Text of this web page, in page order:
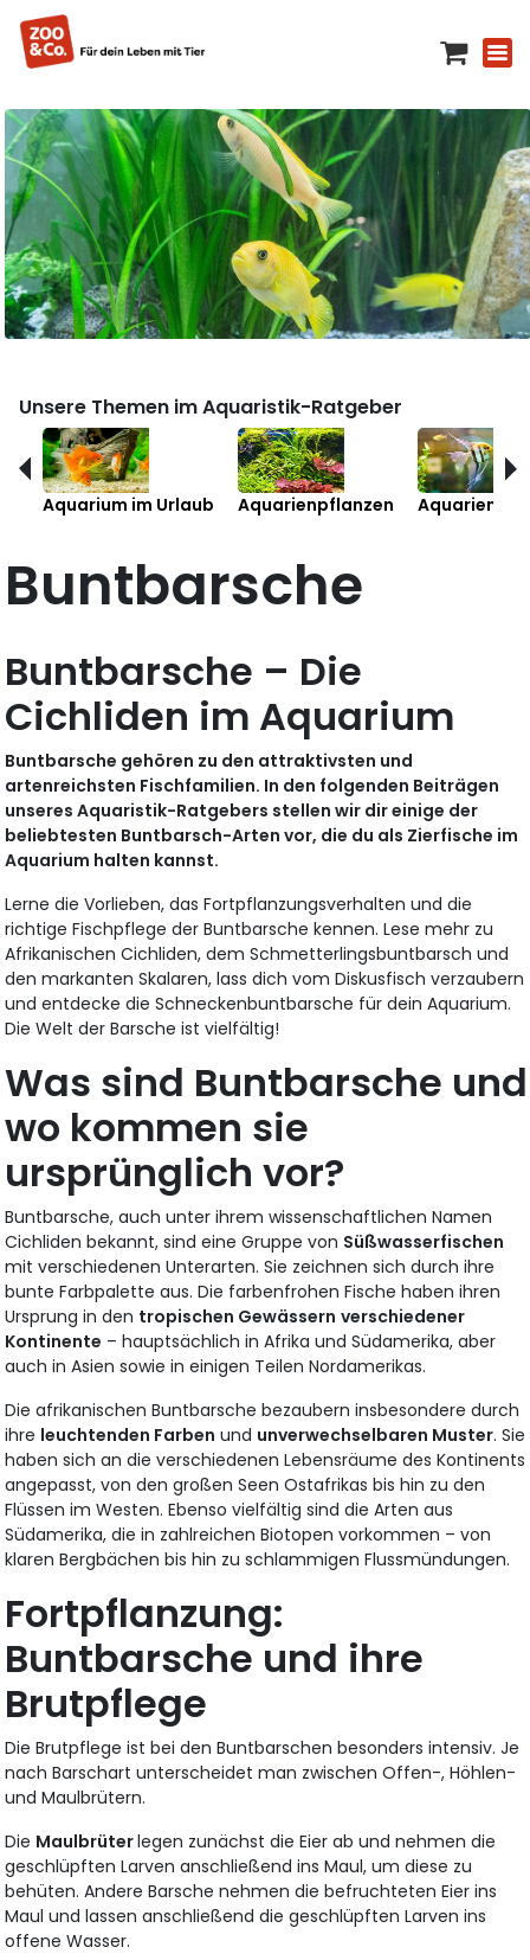
Unsere Themen im Aquaristik-Ratgeber
Aquarium im Urlaub Aquarienpflanzen
Buntbarsche
Buntbarsche – Die
Cichliden im Aquarium
Buntbarsche gehören zu den attraktivsten und
artenreichsten Fischfamilien. In den folgenden Beiträgen
unseres Aquaristik-Ratgebers stellen wir dir einige der
beliebtesten Buntbarsch-Arten vor, die du als Zierfische im
Aquarium halten kannst.
Lerne die Vorlieben, das Fortpflanzungsverhalten und die
richtige Fischpflege der Buntbarsche kennen. Lese mehr zu
Afrikanischen Cichliden, dem Schmetterlingsbuntbarsch und
den markanten Skalaren, lass dich vom Diskusfisch verzaubern
und entdecke die Schneckenbuntbarsche für dein Aquarium.
Die Welt der Barsche ist vielfältig!
Was sind Buntbarsche und
wo kommen sie
ursprünglich vor?
Buntbarsche, auch unter ihrem wissenschaftlichen Namen
Cichliden bekannt, sind eine Gruppe von Süßwasserfischen
mit verschiedenen Unterarten. Sie zeichnen sich durch ihre
bunte Farbpalette aus. Die farbenfrohen Fische haben ihren
Ursprung in den tropischen Gewässern verschiedener
Kontinente – hauptsächlich in Afrika und Südamerika, aber
auch in Asien sowie in einigen Teilen Nordamerikas.
Die afrikanischen Buntbarsche bezaubern insbesondere durch
ihre leuchtenden Farben und unverwechselbaren Muster. Sie
haben sich an die verschiedenen Lebensräume des Kontinents
angepasst, von den großen Seen Ostafrikas bis hin zu den
Flüssen im Westen. Ebenso vielfältig sind die Arten aus
Südamerika, die in zahlreichen Biotopen vorkommen – von
klaren Bergbächen bis hin zu schlammigen Flussmündungen.
Fortpflanzung:
Buntbarsche und ihre
Brutpflege
Die Brutpflege ist bei den Buntbarschen besonders intensiv. Je
nach Barschart unterscheidet man zwischen Offen-, Höhlen-
und Maulbrütern.
Die Maulbrüterlegen zunächst die Eier ab und nehmen die
geschlüpften Larven anschließend ins Maul, um diese zu
behüten. Andere Barsche nehmen die befruchteten Eier ins
Maul und lassen anschließend die geschlüpften Larven ins
offene Wasser.